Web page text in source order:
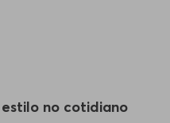
no cotidiano